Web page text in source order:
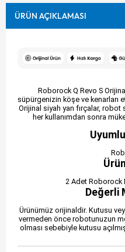
ÜRÜN AÇIKLAMASI
Roborock Q Revo S
süpürgenizin köşe ve kenarları
Orijinal siyah yan fırçalar, robot
her kullanımdan sonra
2 Adet Roborock
Değerli
Ürünümüz orijinaldir. Kutusu
vermeden önce robotunuzun
olması sebebiyle kutusu